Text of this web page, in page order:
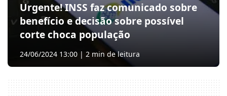
Urgente! INSS faz comunicado sobre
benefício e decisão sobre possível
corte choca população
24/06/2024 13:00 | 2 min de leitura